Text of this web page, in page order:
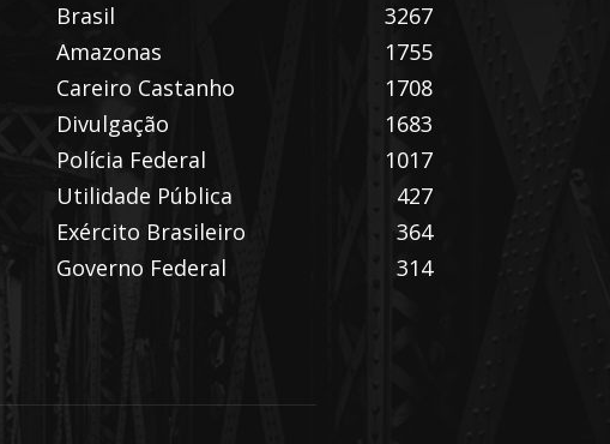
Brasil
3267
Amazonas
1755
Careiro Castanho
1708
Divulgação
1683
Polícia Federal
1017
Utilidade Pública
427
Exército Brasileiro
364
Governo Federal
314